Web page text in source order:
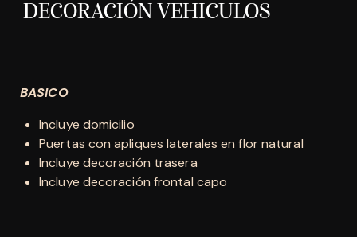
DECORACIÓN VEHICULOS
BASICO
Incluye domicilio
Puertas con apliques laterales en flor natural
Incluye decoración trasera
Incluye decoración frontal capo